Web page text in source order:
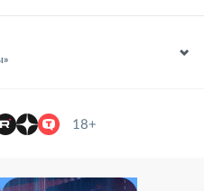
18+